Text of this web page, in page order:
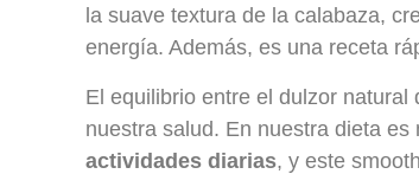
la suave textura de la calabaza,
energía. Además, es una receta
El equilibrio entre el dulzor
nuestra salud. En nuestra dieta
actividades diarias, y este